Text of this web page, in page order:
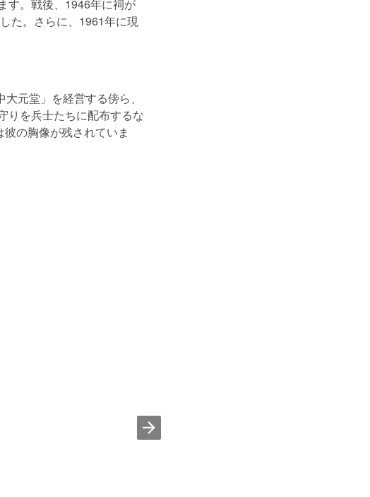
す。戦後、1946年に祠が
た。さらに、1961年に現
元堂」を経営する傍ら、
りを兵士たちに配布するな
の胸像が残されていま